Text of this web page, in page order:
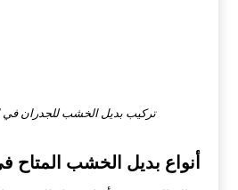
تركيب بديل الخشب للجدران في
أنواع بديل الخشب المتاح